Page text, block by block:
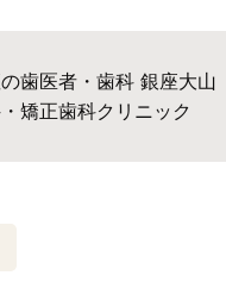
歯医者・歯科 銀座大山
矯正歯科クリニック